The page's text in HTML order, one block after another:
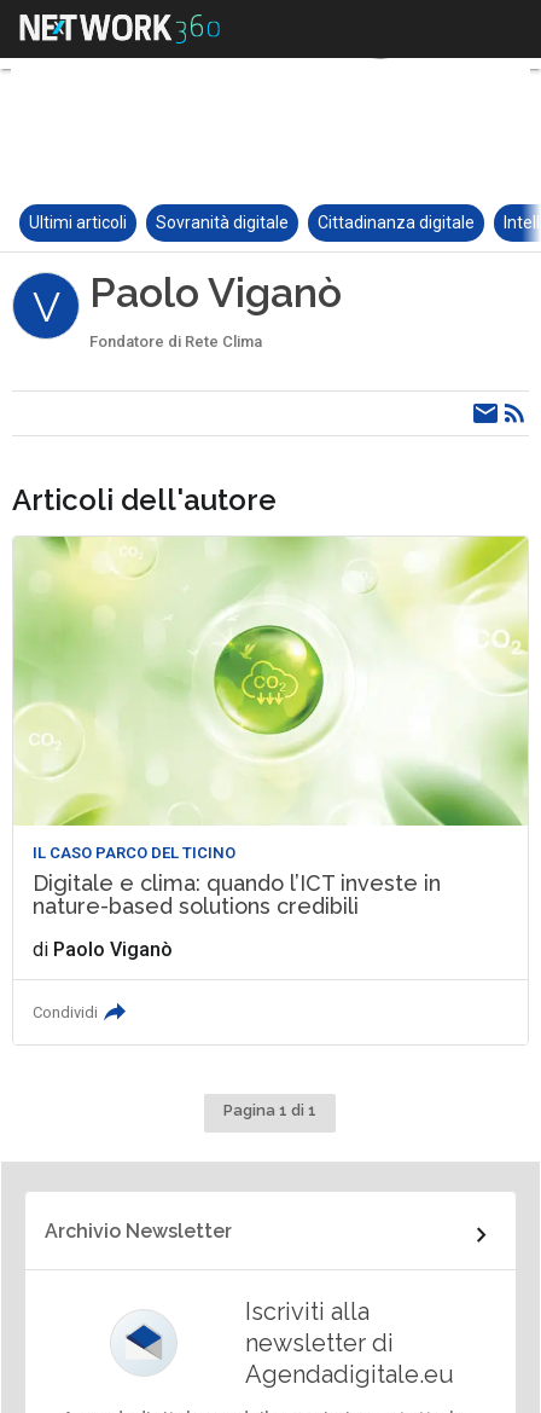
Ultimi articoli Sovranità digitale Cittadinanza digitale
V Paolo Viganò
Fondatore di Rete Clima
Articoli dell'autore
IL CASO PARCO DEL TICINO
Digitale e clima: quando l’ICT investe in
nature-based solutions credibili
di Paolo Viganò
Condividi
Pagina 1 di 1
Archivio Newsletter
Iscriviti alla
newsletter di
Agendadigitale.eu